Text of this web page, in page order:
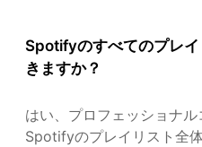
Spotifyのすべてのプレ
きますか？
はい、プロフェッショナ
Spotifyのプレイリスト全